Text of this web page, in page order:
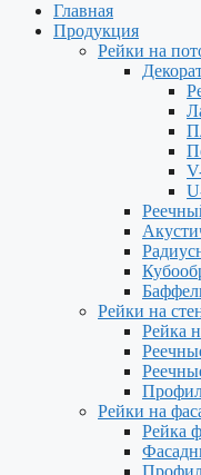
Главная
Продукция
Рейки на
Рейки на
Рейка
Рейки на
Рейка